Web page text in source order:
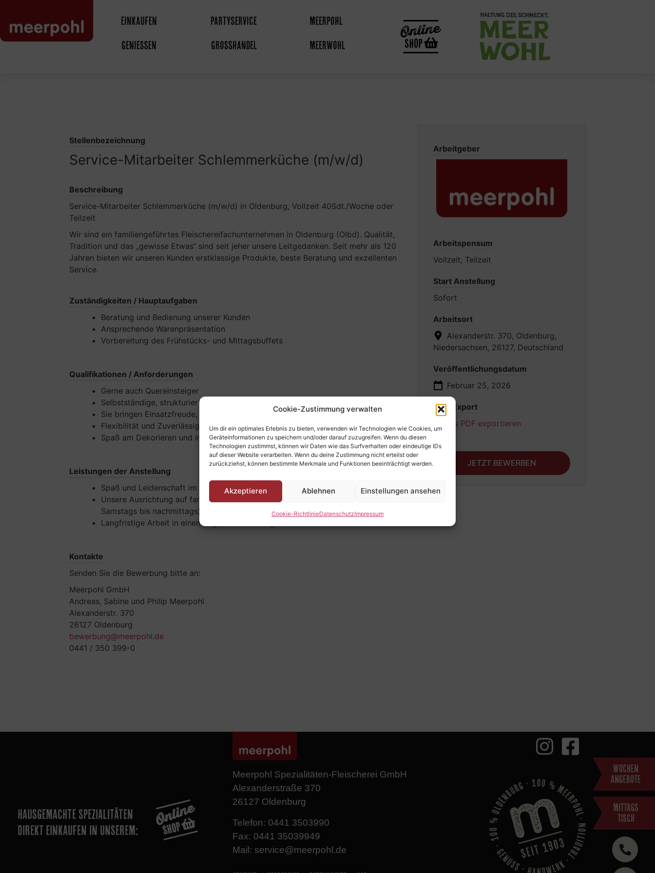
Cookie-Zustimmung verwalten
Um dir ein optimales Erlebnis zu bieten, verwenden wir Technologien wie Cookies, um
Geräteinformationen zu speichern und/oder darauf zuzugreifen. Wenn du diesen
Technologien zustimmst, können wir Daten wie das Surfverhalten oder eindeutige IDs
auf dieser Website verarbeiten. Wenn du deine Zustimmung nicht erteilst oder
zurückziehst, können bestimmte Merkmale und Funktionen beeinträchtigt werden.
Akzeptieren Ablehnen Einstellungen ansehen
Cookie-RichtlinieDatenschutzImpressum
Einkaufen
Genießen
Partyservice
Großhandel
Meerpohl
Meerwohl
WOCHEN
ANGEBOTE
MITTAGS
TISCH
Stellenbezeichnung
Service-Mitarbeiter Schlemmerküche (m/w/d)
Beschreibung
Service-Mitarbeiter Schlemmerküche (m/w/d) in Oldenburg, Vollzeit 40Sdt./Woche oder
Teilzeit
Wir sind ein familiengeführtes Fleischereifachunternehmen in Oldenburg (Olbd). Qualität,
Tradition und das „gewisse Etwas“ sind seit jeher unsere Leitgedanken. Seit mehr als 120
Jahren bieten wir unseren Kunden erstklassige Produkte, beste Beratung und exzellenten
Service.
Zuständigkeiten / Hauptaufgaben
Beratung und Bedienung unserer Kunden
Ansprechende Warenpräsentation
Vorbereitung des Frühstücks- und Mittagsbuffets
Qualifikationen / Anforderungen
Gerne auch Quereinsteiger
Selbstständige, strukturierte und verantwortungsbewusste Arbeitsweise
Sie bringen Einsatzfreude, Kreativität und Leidenschaft für Ihren Beruf mit
Flexibilität und Zuverlässigkeit
Spaß am Dekorieren und im Team zu arbeiten
Leistungen der Anstellung
Spaß und Leidenschaft im Team und im Umgang mit den Kunden
Unsere Ausrichtung auf familienfreundliche Arbeitszeiten (z.B. sonntags frei und
Samstags bis nachmittags)
Langfristige Arbeit in einem regionalen Vorzeigeunternehmen
Kontakte
Senden Sie die Bewerbung bitte an:
Meerpohl GmbH
Andreas, Sabine und Philip Meerpohl
Alexanderstr. 370
26127 Oldenburg
bewerbung@meerpohl.de
0441 / 350 399-0
Arbeitgeber
Arbeitspensum
Vollzeit, Teilzeit
Start Anstellung
Sofort
Arbeitsort
Alexanderstr. 370, Oldenburg,
Niedersachsen, 26127, Deutschland
Veröffentlichungsdatum
Februar 25, 2026
PDF-Export
Als PDF exportieren
JETZT BEWERBEN
HAUSGEMACHTE SPEZIALITÄTEN
DIREKT EINKAUFEN IN UNSEREM:
Meerpohl Spezialitäten-Fleischerei GmbH
Alexanderstraße 370
26127 Oldenburg
Telefon: 0441 3503990
Fax: 0441 35039949
Mail: service@meerpohl.de